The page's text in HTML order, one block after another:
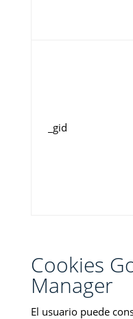
_gid
Cookies
Manager
El usuario puede